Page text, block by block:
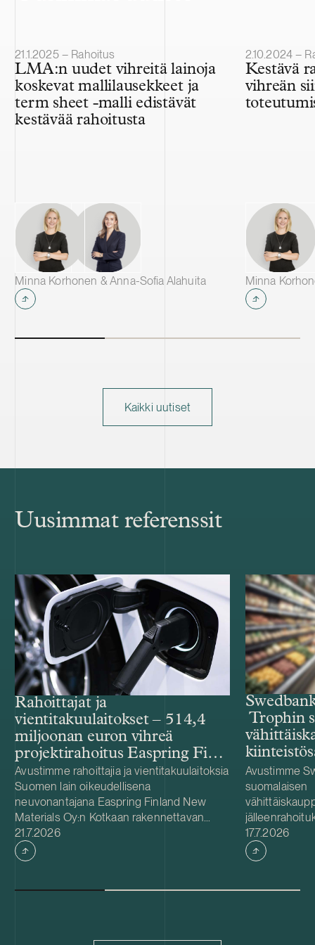
Julkaistu
21.1.2025 – Rahoitus
LMA:n uudet vihreitä lainoja
koskevat mallilausekkeet ja
term sheet -malli edistävät
kestävää rahoitusta
Minna Korhonen & Anna-Sofia Alahuita
Julkaistu
2.10.2024 –
Kestävä
vihreän
Minna
Kaikki uutiset
Uusimmat referenssit
Rahoittajat ja
vientitakuulaitokset – 514,4
miljoonan euron vihreä
projektirahoitus Easpring Finland
New Materialsin CAM-
tehtaalle
Avustimme rahoittajia ja vientitakuulaitoksia
Suomen lain oikeudellisena
neuvonantajana Easpring Finland New
Materials Oy:n Kotkaan rakennettavan
katodiaktiivimateriaalia (CAM) valmistavan
tehtaan kehittämiseen ja rakentamiseen
liittyvässä 514,4 miljoonan euron vihreässä
Easpring Finland New Materials on Beijing
omistama yhteisyritys. Rahoituksen myönsi
Julkaistu
21.7.2026
Trophin
Avustimme
suomalaisen
Trophin
johtava
Julkaistu
17.7.2026